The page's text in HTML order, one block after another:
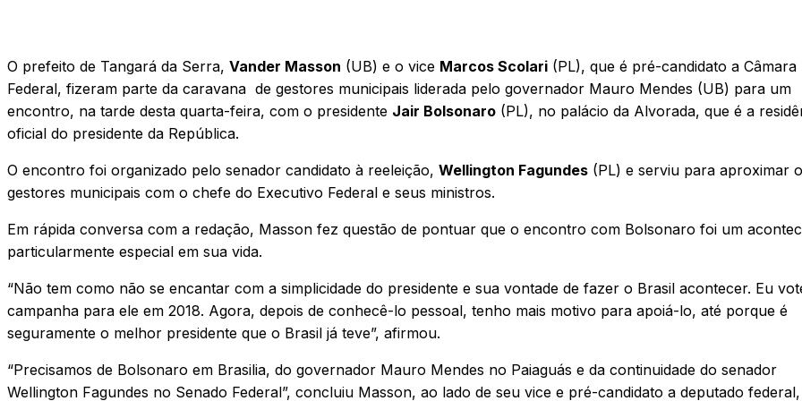
O prefeito de Tangará da Serra, Vander Masson (UB) e o vice Marcos Scolari (PL), que é pré-candidato a Câmara
Federal, fizeram parte da caravana de gestores municipais liderada pelo governador Mauro Mendes (UB) para um
encontro, na tarde desta quarta-feira, com o presidente Jair Bolsonaro (PL), no palácio da Alvorada, que é a
oficial do presidente da República.
O encontro foi organizado pelo senador candidato à reeleição, Wellington Fagundes (PL) e serviu para aproximar
gestores municipais com o chefe do Executivo Federal e seus ministros.
Em rápida conversa com a redação, Masson fez questão de pontuar que o encontro com Bolsonaro foi um
particularmente especial em sua vida.
“Não tem como não se encantar com a simplicidade do presidente e sua vontade de fazer o Brasil acontecer. Eu
campanha para ele em 2018. Agora, depois de conhecê-lo pessoal, tenho mais motivo para apoiá-lo, até porque é
seguramente o melhor presidente que o Brasil já teve”, afirmou.
“Precisamos de Bolsonaro em Brasilia, do governador Mauro Mendes no Paiaguás e da continuidade do senador
Wellington Fagundes no Senado Federal”, concluiu Masson, ao lado de seu vice e pré-candidato a deputado federal,